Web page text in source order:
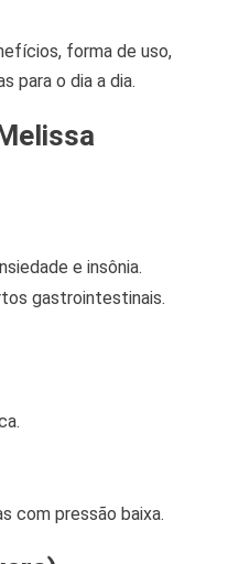
forma de uso,
para o dia a dia.
e insônia.
gastrointestinais.
com pressão baixa.